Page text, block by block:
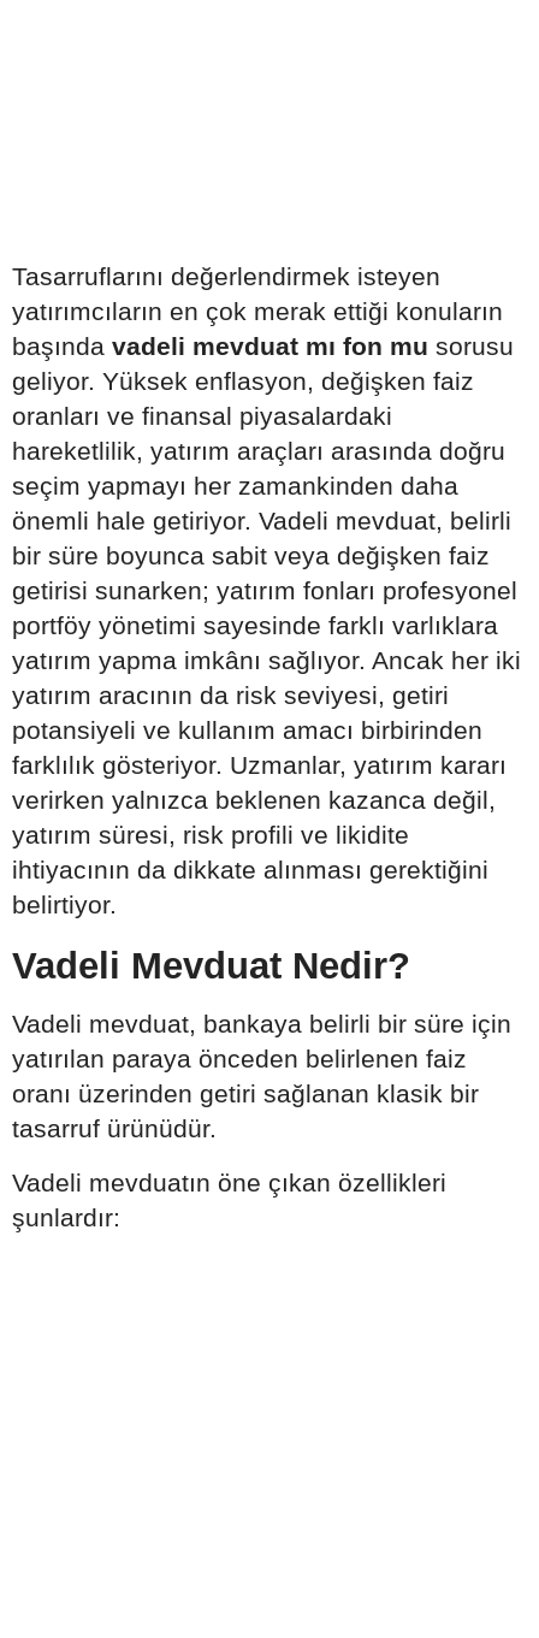
Tasarruflarını değerlendirmek isteyen
yatırımcıların en çok merak ettiği konuların
başında vadeli mevduat mı fon mu sorusu
geliyor. Yüksek enflasyon, değişken faiz
oranları ve finansal piyasalardaki
hareketlilik, yatırım araçları arasında doğru
seçim yapmayı her zamankinden daha
önemli hale getiriyor. Vadeli mevduat, belirli
bir süre boyunca sabit veya değişken faiz
getirisi sunarken; yatırım fonları profesyonel
portföy yönetimi sayesinde farklı varlıklara
yatırım yapma imkânı sağlıyor. Ancak her iki
yatırım aracının da risk seviyesi, getiri
potansiyeli ve kullanım amacı birbirinden
farklılık gösteriyor. Uzmanlar, yatırım kararı
verirken yalnızca beklenen kazanca değil,
yatırım süresi, risk profili ve likidite
ihtiyacının da dikkate alınması gerektiğini
belirtiyor.
Vadeli Mevduat Nedir?
Vadeli mevduat, bankaya belirli bir süre için
yatırılan paraya önceden belirlenen faiz
oranı üzerinden getiri sağlanan klasik bir
tasarruf ürünüdür.
Vadeli mevduatın öne çıkan özellikleri
şunlardır: